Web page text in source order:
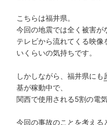
こちらは福井県。
今回の地震では全く被害が
テレビから流れてくる映
いくらいの気持ちです。
しかしながら、福井県にも
基が稼動中で、
関西で使用される5割の電
今回の事故のことを考え